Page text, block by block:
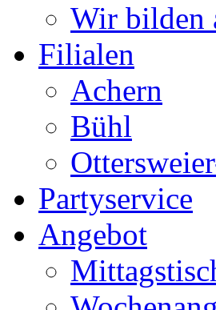
Wir bilden
Filialen
Achern
Bühl
Partyservice
Angebot